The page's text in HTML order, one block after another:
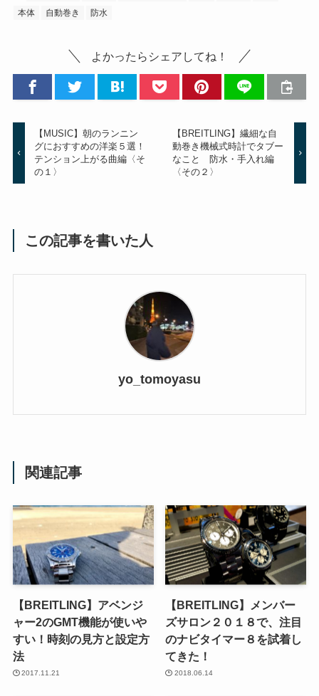
本体
自動巻き 防水
よかったらシェアしてね！
【MUSIC】朝のランニン
グにおすすめの洋楽５選！
テンション上がる曲編〈そ
の１〉
【BREITLING】繊細な自
動巻き機械式時計でタブー
なこと 防水・手入れ編
〈その２〉
この記事を書いた人
yo_tomoyasu
関連記事
【BREITLING】アベンジ
ャー2のGMT機能が使いや
すい！時刻の見方と設定方
法
2017.11.21
【BREITLING】メンバー
ズサロン２０１８で、注目
のナビタイマー８を試着し
てきた！
2018.06.14